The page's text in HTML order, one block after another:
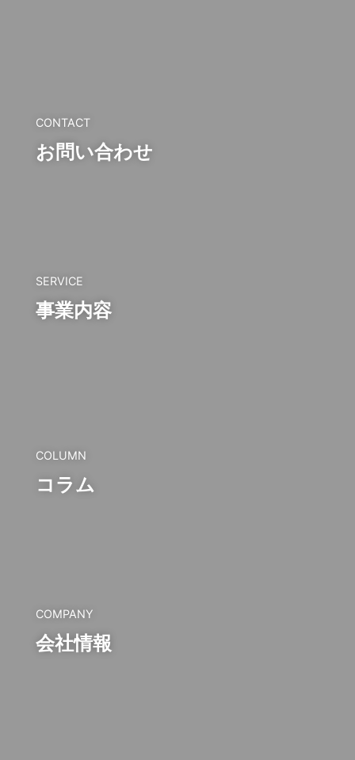
CONTACT
お問い合わせ
SERVICE
事業内容
COLUMN
コラム
COMPANY
会社情報